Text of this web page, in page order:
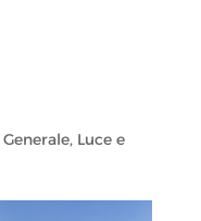
Generale, Luce e